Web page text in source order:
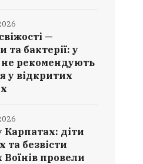
—
та бактерії: у
не рекомендують
у відкритих
Карпатах: діти
та безвісти
провели